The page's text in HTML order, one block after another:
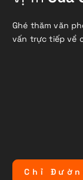
Ghé thăm văn
vấn trực tiếp về
C h ỉ Đ ư ờ n